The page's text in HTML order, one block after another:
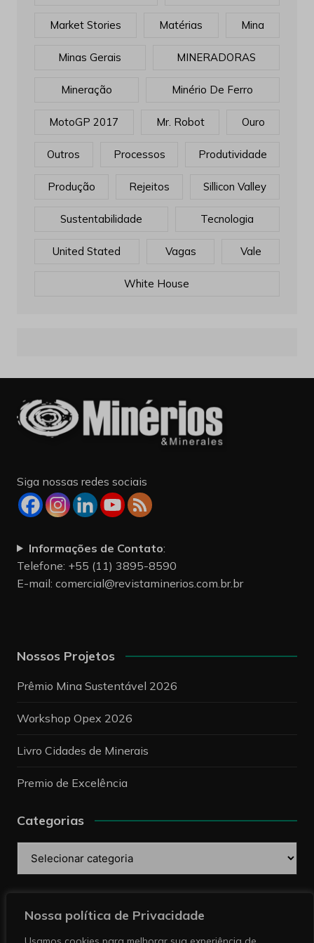
Nossa política de Privacidade
Market Stories Matérias Mina
Minas Gerais MINERADORAS
Mineração Minério De Ferro
MotoGP 2017 Mr. Robot Ouro
Outros Processos Produtividade
Produção Rejeitos Sillicon Valley
Sustentabilidade Tecnologia
United Stated Vagas Vale
White House
Siga nossas redes sociais
Informações de Contato:
Telefone: +55 (11) 3895-8590
E-mail: comercial@revistaminerios.com.br.br
Nossos Projetos
Prêmio Mina Sustentável 2026
Workshop Opex 2026
Livro Cidades de Minerais
Premio de Excelência
Categorias